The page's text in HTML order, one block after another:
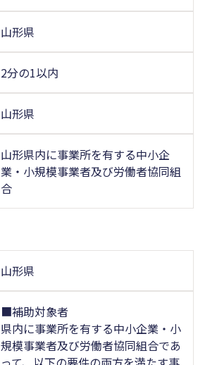
山形県
2分の1以内
山形県
山形県内に事業所を有する中小企
業・小規模事業者及び労働者協同組
合
山形県
■補助対象者
県内に事業所を有する中小企業・小
規模事業者及び労働者協同組合であ